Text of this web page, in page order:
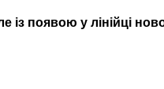
появою у лінійці